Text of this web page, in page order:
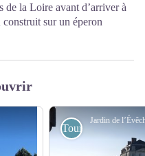
de la Loire avant d’arriver à
sur un éperon
Touristiques